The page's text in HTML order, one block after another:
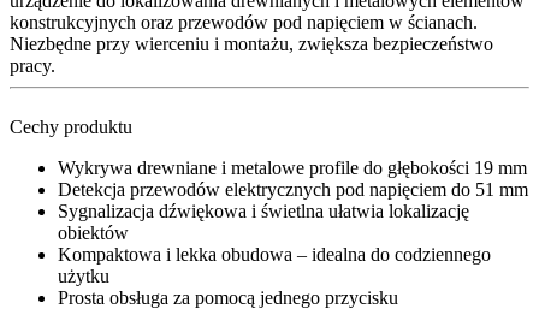
konstrukcyjnych oraz przewodów pod napięciem w ścianach.
Niezbędne przy wierceniu i montażu, zwiększa bezpieczeństwo
pracy.
Cechy produktu
Wykrywa drewniane i metalowe profile do głębokości 19 mm
Detekcja przewodów elektrycznych pod napięciem do 51 mm
Sygnalizacja dźwiękowa i świetlna ułatwia lokalizację
obiektów
Kompaktowa i lekka obudowa – idealna do codziennego
użytku
Prosta obsługa za pomocą jednego przycisku